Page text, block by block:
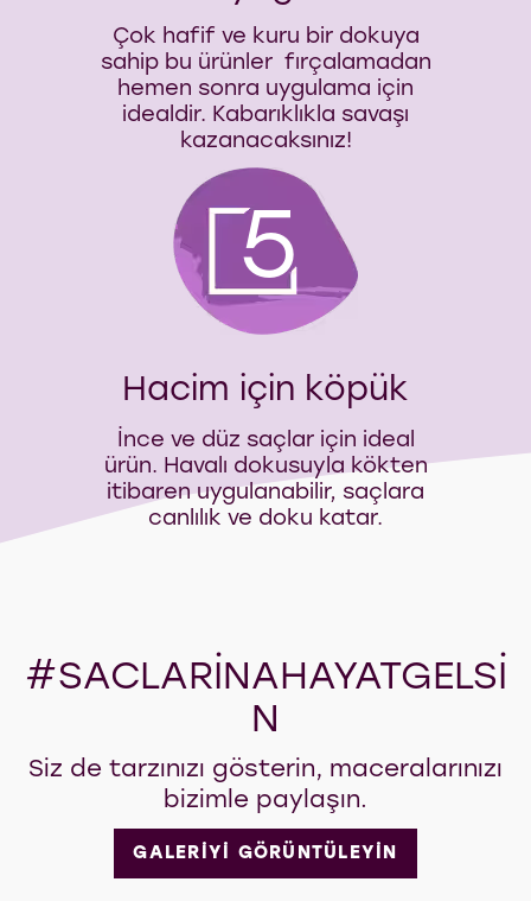
Çok hafif ve kuru bir dokuya
sahip bu ürünler fırçalamadan
hemen sonra uygulama için
idealdir. Kabarıklıkla savaşı
kazanacaksınız!
Hacim için köpük
5
İnce ve düz saçlar için ideal
ürün. Havalı dokusuyla kökten
itibaren uygulanabilir, saçlara
canlılık ve doku katar.
#SACLARINAHAYATGELSI
N
Siz de tarzınızı gösterin, maceralarınızı
bizimle paylaşın.
GALERİYİ GÖRÜNTÜLEYİN